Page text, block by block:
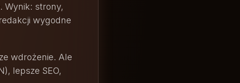
Wynik: strony,
wygodne
wdrożenie. Ale
lepsze SEO,